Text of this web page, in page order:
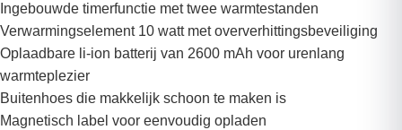
Ingebouwde timerfunctie met twee warmtestanden
Verwarmingselement 10 watt met oververhittingsbeveiliging
Oplaadbare li-ion batterij van 2600 mAh voor urenlang
warmteplezier
Buitenhoes die makkelijk schoon te maken is
Magnetisch label voor eenvoudig opladen